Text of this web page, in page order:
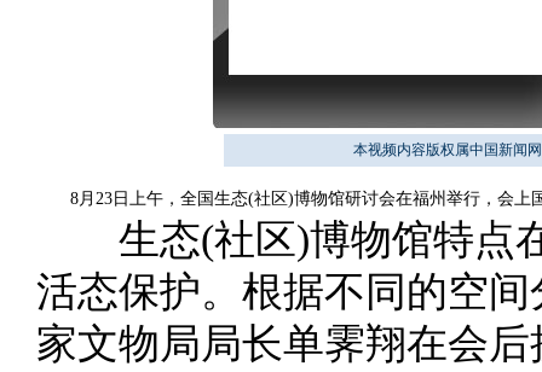
本视频内容版权属中国新闻
8月23日上午，全国生态(社区)博物馆研讨会在福州举行，会上
生态(社区)博物馆特点
活态保护。根据不同的空
家文物局局长单霁翔在会